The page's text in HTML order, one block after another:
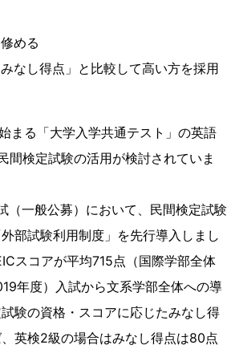
める
なし得点」と比較して高い方を採用
まる「大学入学共通テスト」の英語
検定試験の活用が検討されていま
一般公募）において、民間検定試験
部試験利用制度」を先行導入しまし
スコアが平均715点（国際学部全体
年度）入試から文系学部全体への導
験の資格・スコアに応じたみなし得
英検2級の場合はみなし得点は80点